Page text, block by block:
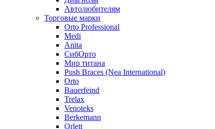
Автолюбителям
Торговые марки
Orto Professional
Medi
Anita
СибОрто
Мир титана
Push Braces (Nea International)
Orto
Bauerfeind
Trelax
Venoteks
Berkemann
Orlett